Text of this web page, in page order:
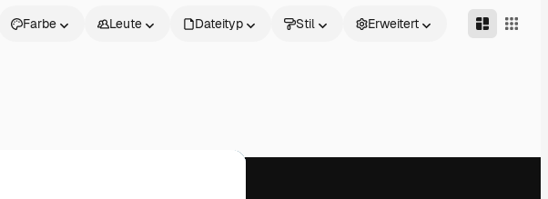
Farbe Leute Dateityp Stil Erweitert